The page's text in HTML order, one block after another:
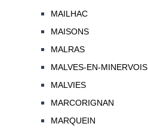
MAILHAC
MAISONS
MALRAS
MALVES-EN-MINERVOIS
MALVIES
MARCORIGNAN
MARQUEIN